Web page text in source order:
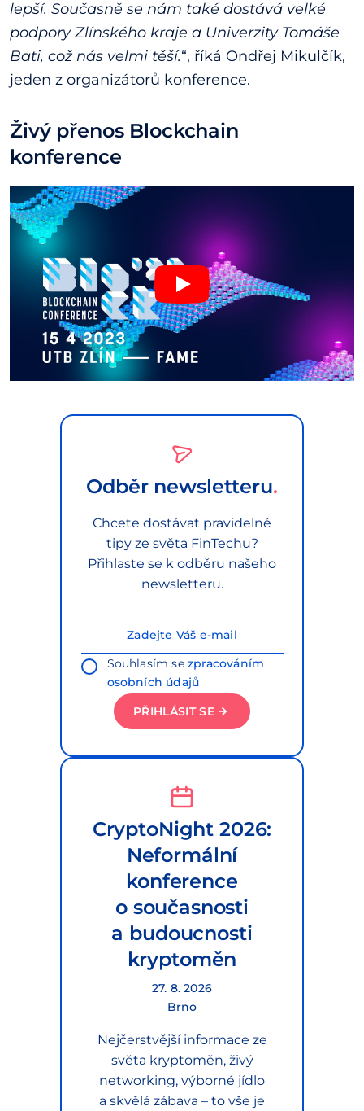
lepší. Současně se nám také dostává velké
podpory Zlínského kraje a Univerzity Tomáše
Bati, což nás velmi těší.“, říká Ondřej Mikulčík,
jeden z organizátorů konference.
Živý přenos Blockchain
konference
Odběr newsletteru
Chcete dostávat pravidelné
tipy ze světa FinTechu?
Přihlaste se k odběru našeho
newsletteru.
Souhlasím sezpracováním
osobních údajů
PŘIHLÁSIT SE
CryptoNight 2026:
Neformální
konference
o současnosti
a budoucnosti
kryptoměn
27. 8. 2026
Brno
Nejčerstvější informace ze
světa kryptoměn, živý
networking, výborné jídlo
a skvělá zábava – to vše je